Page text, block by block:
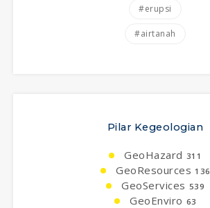
#erupsi
#airtanah
Pilar Kegeologian
GeoHazard 311
GeoResources 136
GeoServices 539
GeoEnviro 63